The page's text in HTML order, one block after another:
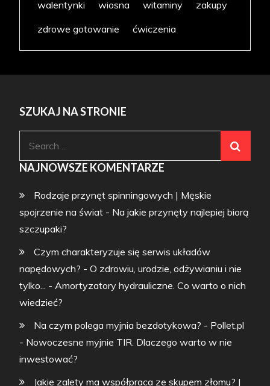
walentynki wiosna witaminy
zakupy
zdrowe gotowanie
ćwiczenia
SZUKAJ NA STRONIE
NAJNOWSZE KOMENTARZE
Rodzaje przynęt spinningowych | Męskie
spojrzenie na świat - Na jakie przynęty najlepiej biorą
szczupaki?
Czym charakteryzuje się serwis układów
napędowych? - O zdrowiu, urodzie, odżywianiu i nie
tylko... -Amortyzatory hydrauliczne. Co warto o nich
wiedzieć?
Na czym polega myjnia bezdotykowa? - Pollet.pl
- Nowoczesne myjnie TIR. Dlaczego warto w nie
inwestować?
Jakie zalety ma współpraca ze skupem złomu? |